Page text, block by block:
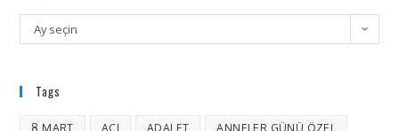
Ay seçin
Tags
8 MART ACI ADALET ANNELER GÜNÜ ÖZEL